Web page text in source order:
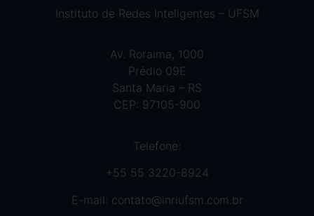
Instituto de Redes Inteligentes – UFSM
Av. Roraima, 1000
Prédio 09E
Santa Maria – RS
CEP: 97105-900
Telefone:
+55 55 3220-8924
E-mail: contato@inriufsm.com.br